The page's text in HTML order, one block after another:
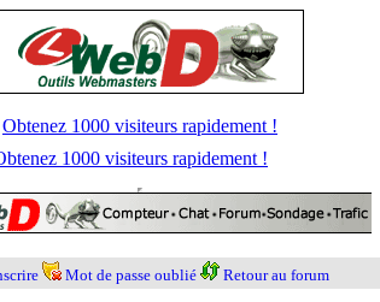
Obtenez 1000 visiteurs rapidement !
1000 visiteurs rapidement !
Mot de passe oublié Retour au forum